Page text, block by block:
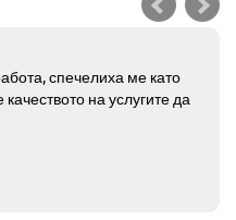
спечелиха ме като
на услугите да